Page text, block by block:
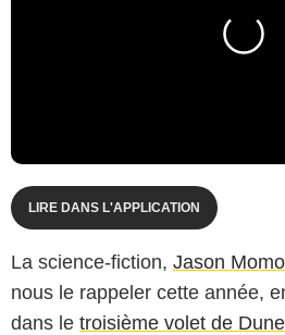
LIRE DANS L'APPLICATION
La science-fiction, Jason
nous le rappeler cette année,
dans le troisième volet de Dune